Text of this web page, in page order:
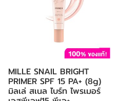
MILLE SNAIL BRIGHT
PRIMER SPF 15 PA+ (8g)
มิลเล่ สเนล ไบร์ท ไพรเมอร์